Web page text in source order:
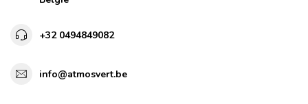
+32 0494849082
info@atmosvert.be